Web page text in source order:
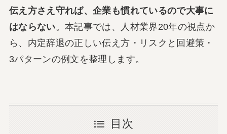
伝え方さえ守れば、企業も慣れているので大事に
はならない。本記事では、人材業界20年の視点か
ら、内定辞退の正しい伝え方・リスクと回避策・
3パターンの例文を整理します。
目次